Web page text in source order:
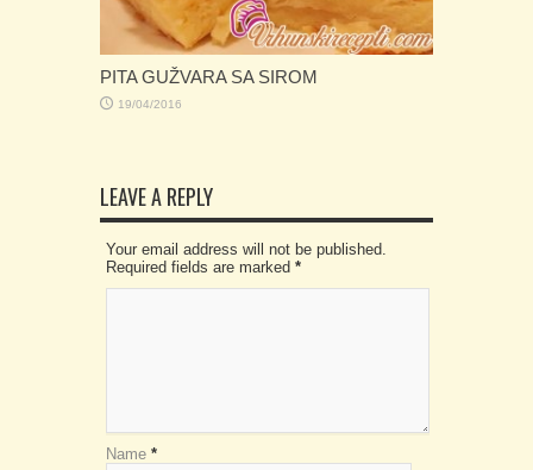
PITA GUŽVARA SA SIROM
19/04/2016
LEAVE A REPLY
Your email address will not be published.
Required fields are marked *
Name *